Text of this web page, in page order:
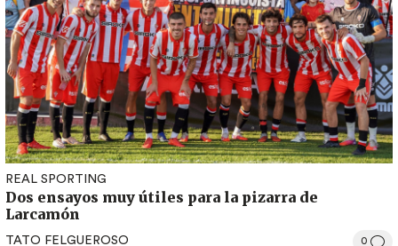
REAL SPORTING
Dos ensayos muy útiles para la pizarra de
Larcamón
TATO FELGUEROSO 0